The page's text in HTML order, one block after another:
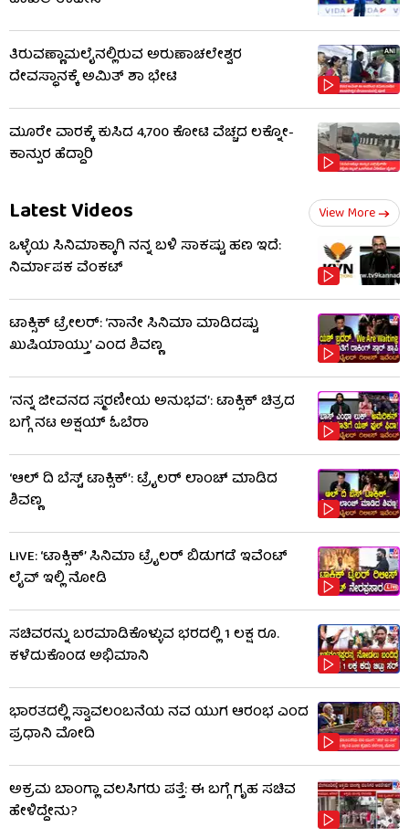
ತಿರುವಣ್ಣಾಮಲೈನಲ್ಲಿರುವ ಅರುಣಾಚಲೇಶ್ವರ
ದೇವಸ್ಥಾನಕ್ಕೆ ಅಮಿತ್ ಶಾ ಭೇಟಿ
ಮೂರೇ ವಾರಕ್ಕೆ ಕುಸಿದ 4,700 ಕೋಟಿ ವೆಚ್ಚದ ಲಕ್ನೋ-
ಕಾನ್ಪುರ ಹೆದ್ದಾರಿ
Latest Videos View More
ಒಳ್ಳೆಯ ಸಿನಿಮಾಕ್ಕಾಗಿ ನನ್ನ ಬಳಿ ಸಾಕಷ್ಟು ಹಣ ಇದೆ:
ನಿರ್ಮಾಪಕ ವೆಂಕಟ್
ಟಾಕ್ಸಿಕ್ ಟ್ರೇಲರ್​: ‘ನಾನೇ ಸಿನಿಮಾ ಮಾಡಿದಷ್ಟು
ಖುಷಿಯಾಯ್ತು’ ಎಂದ ಶಿವಣ್ಣ
‘ನನ್ನ ಜೀವನದ ಸ್ಮರಣೀಯ ಅನುಭವ’: ಟಾಕ್ಸಿಕ್ ಚಿತ್ರದ
ಬಗ್ಗೆ ನಟ ಅಕ್ಷಯ್ ಓಬೆರಾ
‘ಆಲ್​ ದಿ ಬೆಸ್ಟ್​ ಟಾಕ್ಸಿಕ್’: ಟ್ರೈಲರ್​ ಲಾಂಚ್ ಮಾಡಿದ
ಶಿವಣ್ಣ
LIVE: ‘ಟಾಕ್ಸಿಕ್’ ಸಿನಿಮಾ ಟ್ರೈಲರ್ ಬಿಡುಗಡೆ ಇವೆಂಟ್
ಲೈವ್ ಇಲ್ಲಿ ನೋಡಿ
ಸಚಿವರನ್ನು ಬರಮಾಡಿಕೊಳ್ಳುವ ಭರದಲ್ಲಿ 1 ಲಕ್ಷ ರೂ.
ಕಳೆದುಕೊಂಡ ಅಭಿಮಾನಿ
ಭಾರತದಲ್ಲಿ ಸ್ವಾವಲಂಬನೆಯ ನವ ಯುಗ ಆರಂಭ ಎಂದ
ಪ್ರಧಾನಿ ಮೋದಿ
ಅಕ್ರಮ ಬಾಂಗ್ಲಾ ವಲಸಿಗರು ಪತ್ತೆ: ಈ ಬಗ್ಗೆ ಗೃಹ ಸಚಿವ
ಹೇಳಿದ್ದೇನು?